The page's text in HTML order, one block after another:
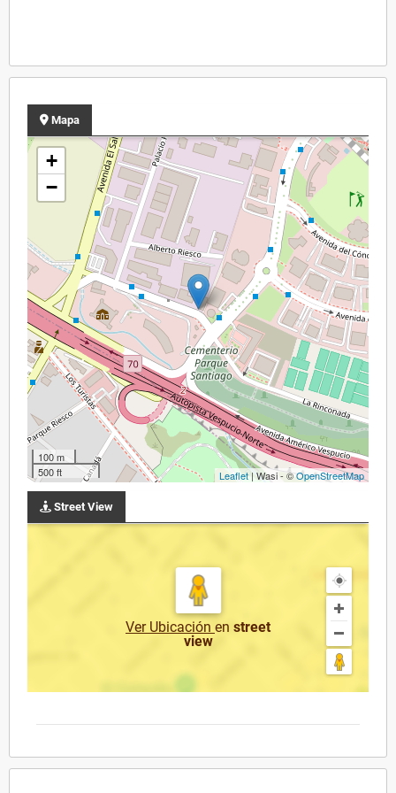
Mapa
+
−
100 m
500 ft
Leaflet | Wasi - ©OpenStreetMap
Street View
Ver Ubicación en street
view